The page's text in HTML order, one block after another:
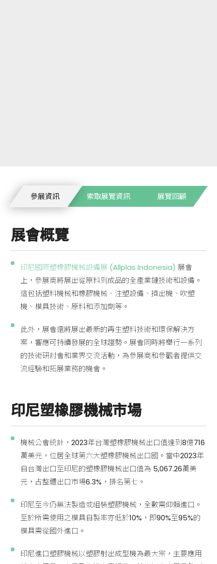
參展資訊 索取展覽資訊 展覽回顧
展會概覽
印尼國際塑橡膠機械設備展 (Allplas Indonesia) 展會
上，參展商將展出從原料到成品的全產業鏈技術和設備。
這包括塑料機械和橡膠機械、注塑設備、擠出機、吹塑
機、模具技術、原料和添加劑等。
此外，展會還將展出最新的再生塑料技術和環保解決方
案，響應可持續發展的全球趨勢。展會同時將舉行一系列
的技術研討會和業界交流活動，為參展商和參觀者提供交
流經驗和拓展業務的機會。
印尼塑橡膠機械市場
機械公會統計，2023年台灣塑橡膠機械出口值達到8億716
萬美元，位居全球第六大塑橡膠機械出口國。當中2023年
自台灣出口至印尼的塑橡膠機械出口值為 5,067.26萬美
元，占整體出口市場6.3%，排名第七。
印尼至今仍無法製造或組裝塑膠機械，全數需仰賴進口。
至於所需使用之模具自製率亦低於10%，即90%至95%的
模具需從國外進口。
印尼進口塑膠機械以塑膠射出成型機為最大宗，主要應用